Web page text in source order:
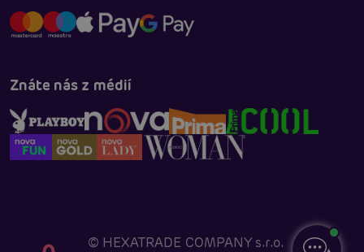
Znáte nás z médií
© HEXATRADE COMPANY s.r.o.